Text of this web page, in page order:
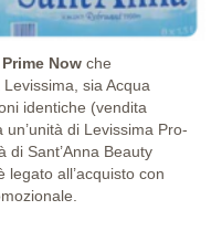
Prime Now che
sia Acqua
identiche (vendita
di Levissima Pro-
di Sant’Anna Beauty
all’acquisto con